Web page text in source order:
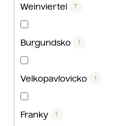
Weinviertel 7
Burgundsko 1
Velkopavlovicko 1
Franky 1